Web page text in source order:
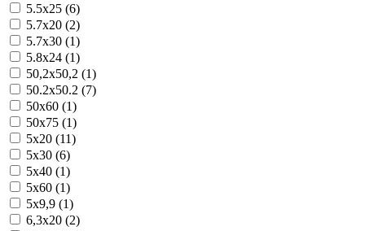
5.5x25 (6)
5.7x20 (2)
5.7x30 (1)
5.8x24 (1)
50,2x50,2 (1)
50.2x50.2 (7)
50x60 (1)
50x75 (1)
5x20 (11)
5x30 (6)
5x40 (1)
5x60 (1)
5x9,9 (1)
6,3x20 (2)